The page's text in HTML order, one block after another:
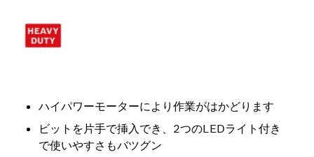
ハイパワーモーターにより作業がはかどります
ビットを片手で挿入でき、2つのLEDライト付き
で使いやすさもバツグン